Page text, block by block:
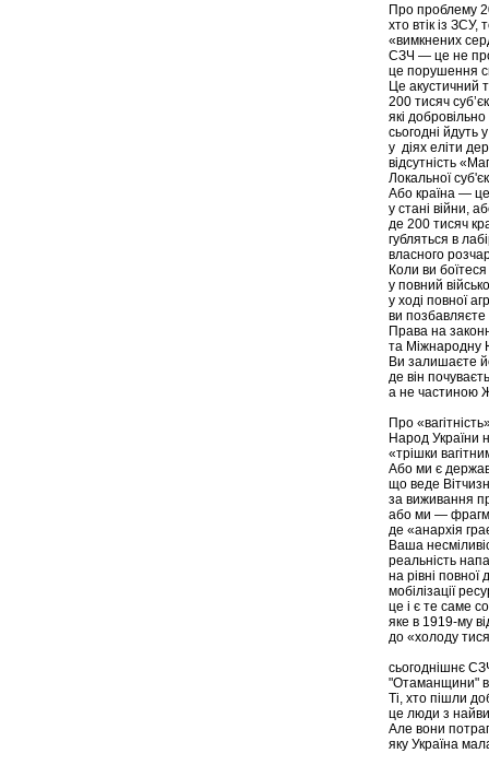
Про проблему
хто втік із ЗСУ,
«вимкнених
СЗЧ — це не
це порушення
Це акустичний
200 тисяч
які
сьогодні йдуть
у діях еліти
відсутність
Локальної
Або країна —
у стані війни,
де 200 тисяч
губляться в
власного
Коли ви
у повний
у ході повної
ви позбавляєте
Права на
та Міжнародну
Ви залишаєте
де він
а не частиною
Про
Народ України
«трішки
Або ми є
що веде
за виживання
або ми —
де «анархія
Ваша
реальність
на рівні повної
мобілізації
це і є те саме
яке в 1919-му
до «холоду
сьогоднішнє
"Отаманщини" в
Ті, хто пішли
це люди з
Але вони
яку Україна